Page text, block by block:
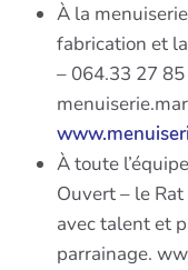
À la
fabrication et
– 064.33 27 85
À toute
Ouvert – le
avec talent et
parrainage.